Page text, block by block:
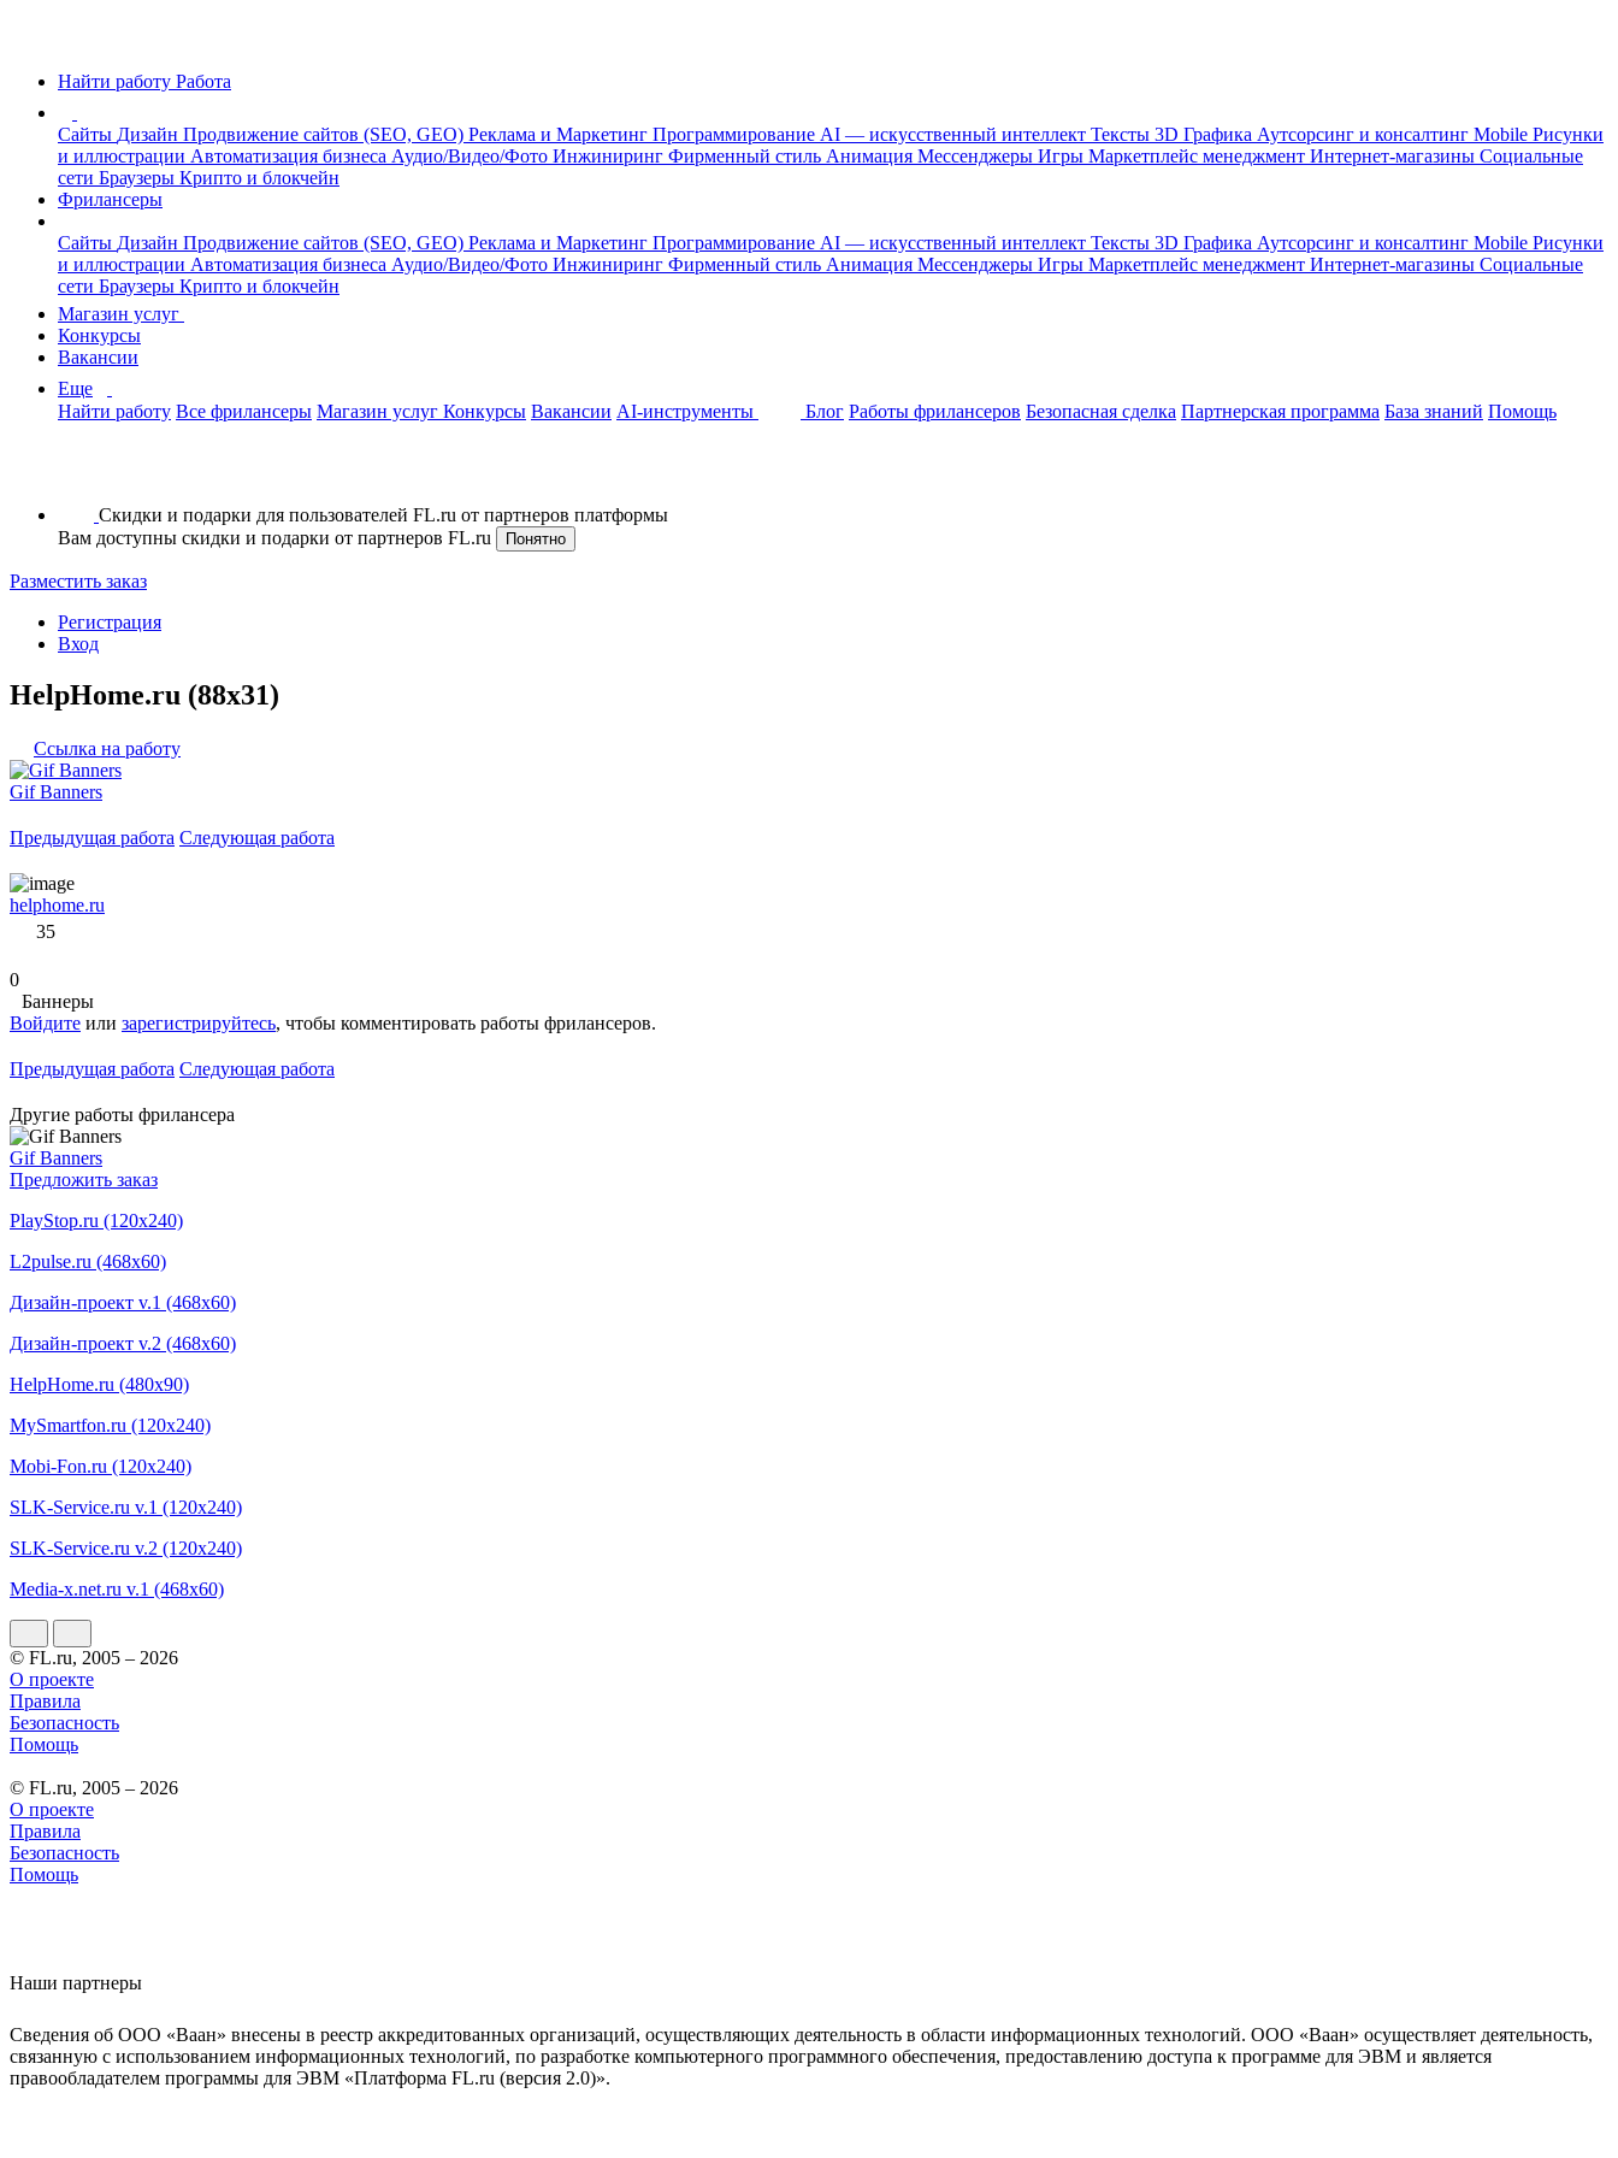
Найти работу Работа
Сайты Дизайн Продвижение сайтов (SEO, GEO) Реклама и Маркетинг Программирование AI — искусственный интеллект Тексты 3D Графика Аутсорсинг и консалтинг Mobile Рисунки
и иллюстрации Автоматизация бизнеса Аудио/Видео/Фото Инжиниринг Фирменный стиль Анимация Мессенджеры Игры Маркетплейс менеджмент Интернет-магазины Социальные
сети Браузеры Крипто и блокчейн
Фрилансеры
Сайты Дизайн Продвижение сайтов (SEO, GEO) Реклама и Маркетинг Программирование AI — искусственный интеллект Тексты 3D Графика Аутсорсинг и консалтинг Mobile Рисунки
и иллюстрации Автоматизация бизнеса Аудио/Видео/Фото Инжиниринг Фирменный стиль Анимация Мессенджеры Игры Маркетплейс менеджмент Интернет-магазины Социальные
сети Браузеры Крипто и блокчейн
Магазин услуг
Конкурсы
Вакансии
Еще
Найти работу Все фрилансеры Магазин услуг Конкурсы Вакансии AI-инструменты Блог Работы фрилансеров Безопасная сделка Партнерская программа База знаний Помощь
Скидки и подарки для пользователей FL.ru от партнеров платформы
Вам доступны скидки и подарки от партнеров FL.ru
Понятно
Разместить заказ
Регистрация
Вход
HelpHome.ru (88x31)
Ссылка на работу
Gif Banners
Предыдущая работа Следующая работа
helphome.ru
35
0
Баннеры
Войдите или зарегистрируйтесь, чтобы комментировать работы фрилансеров.
Предыдущая работа Следующая работа
Другие работы фрилансера
Gif Banners
Предложить заказ
PlayStop.ru (120x240)
L2pulse.ru (468x60)
Дизайн-проект v.1 (468х60)
Дизайн-проект v.2 (468х60)
HelpHome.ru (480x90)
MySmartfon.ru (120x240)
Mobi-Fon.ru (120x240)
SLK-Service.ru v.1 (120x240)
SLK-Service.ru v.2 (120x240)
Media-x.net.ru v.1 (468x60)
© FL.ru, 2005 – 2026
О проекте
Правила
Безопасность
Помощь
© FL.ru, 2005 – 2026
О проекте
Правила
Безопасность
Помощь
Наши партнеры
Сведения об ООО «Ваан» внесены в реестр аккредитованных организаций, осуществляющих деятельность в области информационных технологий. ООО «Ваан» осуществляет деятельность,
связанную с использованием информационных технологий, по разработке компьютерного программного обеспечения, предоставлению доступа к программе для ЭВМ и является
правообладателем программы для ЭВМ «Платформа FL.ru (версия 2.0)».